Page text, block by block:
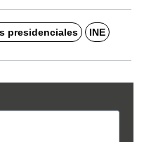
presidenciales INE